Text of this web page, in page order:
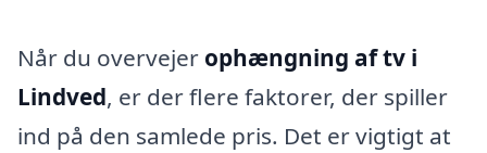
Når du overvejer ophængning af tv i
Lindved, er der flere faktorer, der spiller
ind på den samlede pris. Det er vigtigt at